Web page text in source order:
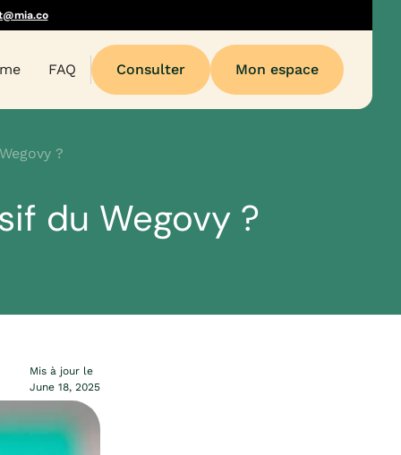
FAQ Consulter Mon espace
?
du Wegovy ?
Mis à jour le
June 18, 2025